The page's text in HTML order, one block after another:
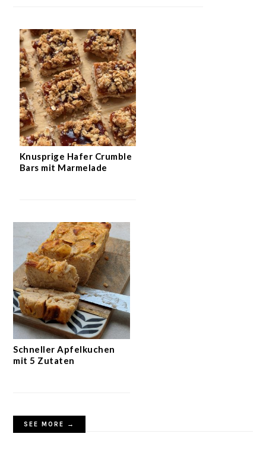
Knusprige Hafer Crumble
Bars mit Marmelade
Schneller Apfelkuchen
mit 5 Zutaten
SEE MORE →